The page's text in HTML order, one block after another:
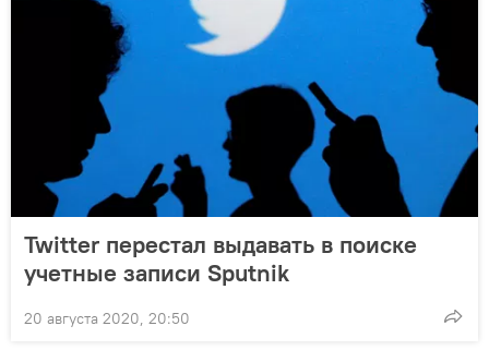
Twitter перестал выдавать в поиске
учетные записи Sputnik
20 августа 2020, 20:50